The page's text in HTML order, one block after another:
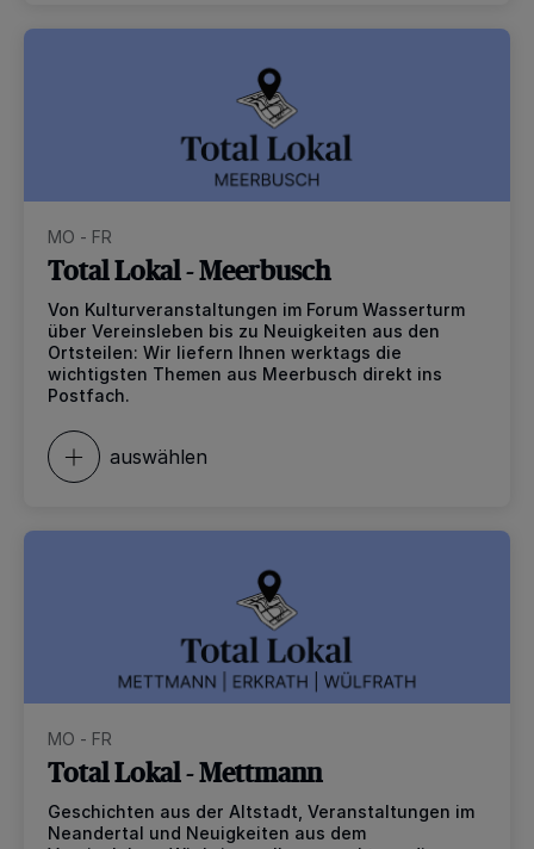
MO - FR
Total Lokal - Meerbusch
Von Kulturveranstaltungen im Forum Wasserturm
über Vereinsleben bis zu Neuigkeiten aus den
Ortsteilen: Wir liefern Ihnen werktags die
wichtigsten Themen aus Meerbusch direkt ins
Postfach.
auswählen
MO - FR
Total Lokal - Mettmann
Geschichten aus der Altstadt, Veranstaltungen im
Neandertal und Neuigkeiten aus dem